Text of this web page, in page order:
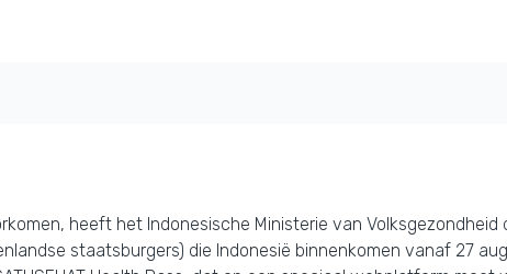
heeft het Indonesische Ministerie van
staatsburgers) die Indonesië binnenkomen vanaf 27